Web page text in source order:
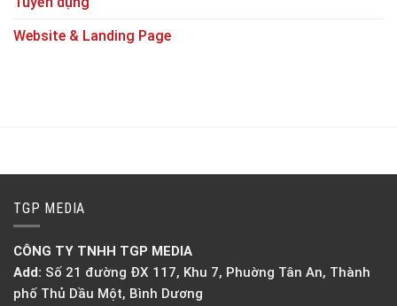
Website & Landing Page
TGP MEDIA
CÔNG TY TNHH TGP MEDIA
Add: Số 21 đường ĐX 117, Khu 7, Phuờng Tân An, Thành
phố Thủ Dầu Một, Bình Dương